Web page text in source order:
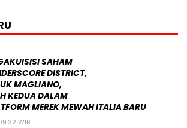
SAHAM
DISTRICT,
MAGLIANO,
KEDUA DALAM
MEREK MEWAH ITALIA BARU
WIB